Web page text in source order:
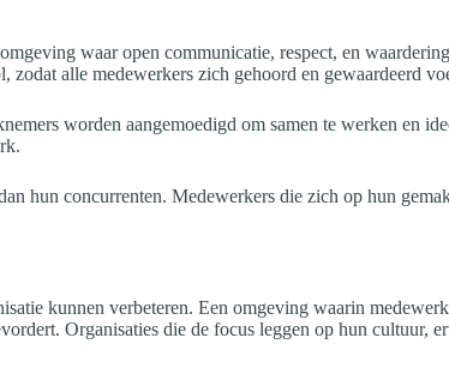
waar open communicatie, respect, en
alle medewerkers zich gehoord en gewaardeerd
worden aangemoedigd om samen te werken en
hun concurrenten. Medewerkers die zich op hun
kunnen verbeteren. Een omgeving waarin
Organisaties die de focus leggen op hun cultuur,